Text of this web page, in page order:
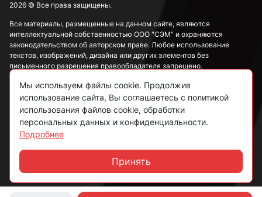
Все материалы, размещенные на данном сайте, являются
интеллектуальной собственностью ООО "СЭМ" и охраняются
законодательством об авторском праве. Любое использование
текстов, изображений, дизайна или других элементов без
письменного разрешения правообладателя запрещено.
Информация, представленная на сайте, носит исключительно
ознакомительный характер и не может рассматриваться как
публичная оферта в соответствии со ст. 437 ГК РФ.
Политика конфиденциальности
Согласие на обработку данных
Пользовательское соглашение
2026 © Все права защищены.
Мы используем файлы cookie. Продолжив
использование сайта, Вы соглашаетесь с политикой
использования файлов cookie, обработки
персональных данных и конфиденциальности.
Подробнее
Принять
Чат